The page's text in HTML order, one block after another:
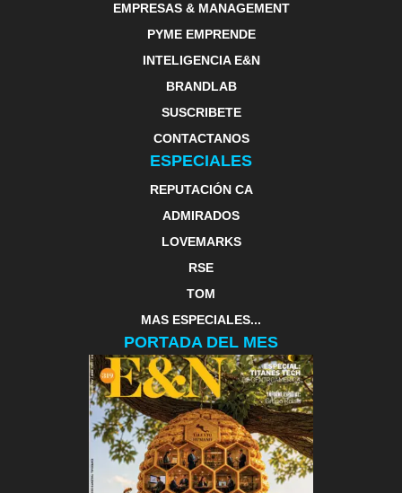
EMPRESAS & MANAGEMENT
PYME EMPRENDE
INTELIGENCIA E&N
BRANDLAB
SUSCRIBETE
CONTACTANOS
ESPECIALES
REPUTACIÓN CA
ADMIRADOS
LOVEMARKS
RSE
TOM
MAS ESPECIALES...
PORTADA DEL MES